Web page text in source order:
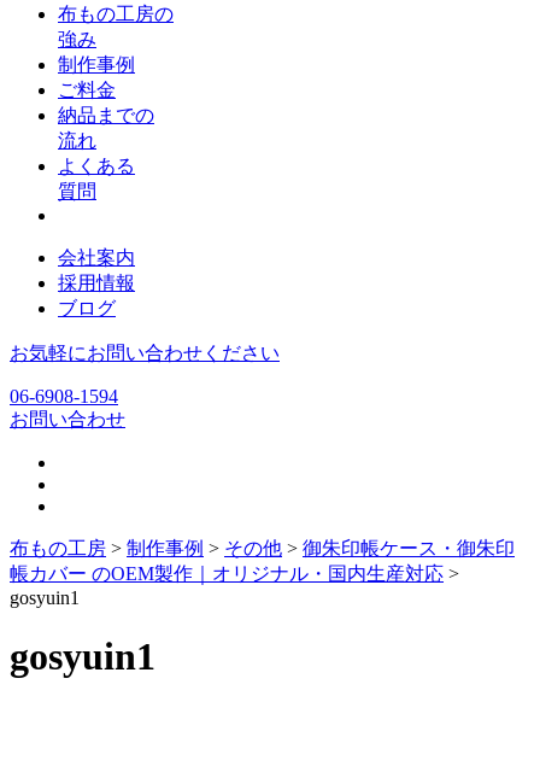
布もの工房の
強み
制作事例
ご料金
納品までの
流れ
よくある
質問
会社案内
採用情報
ブログ
お気軽にお問い合わせください
06-6908-1594
お問い合わせ
布もの工房 > 制作事例 > その他 > 御朱印帳ケース・御朱印
帳カバー のOEM製作｜オリジナル・国内生産対応 >
gosyuin1
gosyuin1